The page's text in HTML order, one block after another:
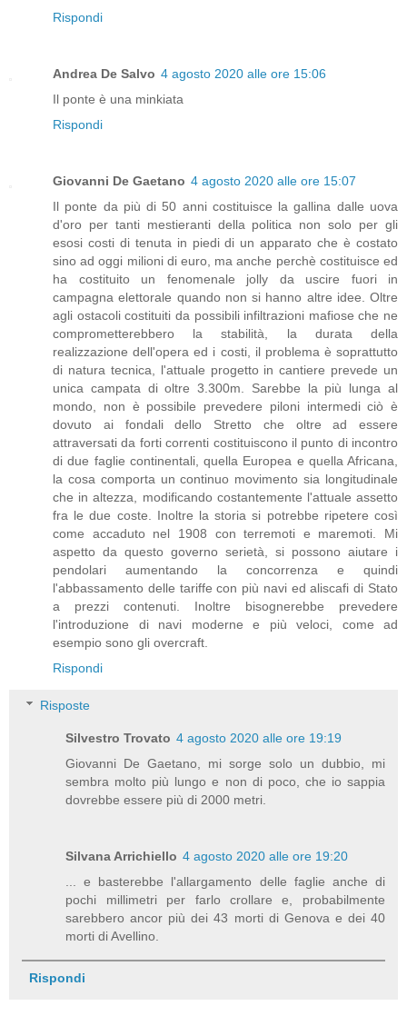
Rispondi
Andrea De Salvo 4 agosto 2020 alle ore 15:06
Il ponte è una minkiata
Rispondi
Giovanni De Gaetano 4 agosto 2020 alle ore 15:07
Il ponte da più di 50 anni costituisce la gallina dalle uova
d'oro per tanti mestieranti della politica non solo per gli
esosi costi di tenuta in piedi di un apparato che è costato
sino ad oggi milioni di euro, ma anche perchè costituisce ed
ha costituito un fenomenale jolly da uscire fuori in
campagna elettorale quando non si hanno altre idee. Oltre
agli ostacoli costituiti da possibili infiltrazioni mafiose che ne
comprometterebbero la stabilità, la durata della
realizzazione dell'opera ed i costi, il problema è soprattutto
di natura tecnica, l'attuale progetto in cantiere prevede un
unica campata di oltre 3.300m. Sarebbe la più lunga al
mondo, non è possibile prevedere piloni intermedi ciò è
dovuto ai fondali dello Stretto che oltre ad essere
attraversati da forti correnti costituiscono il punto di incontro
di due faglie continentali, quella Europea e quella Africana,
la cosa comporta un continuo movimento sia longitudinale
che in altezza, modificando costantemente l'attuale assetto
fra le due coste. Inoltre la storia si potrebbe ripetere così
come accaduto nel 1908 con terremoti e maremoti. Mi
aspetto da questo governo serietà, si possono aiutare i
pendolari aumentando la concorrenza e quindi
l'abbassamento delle tariffe con più navi ed aliscafi di Stato
a prezzi contenuti. Inoltre bisognerebbe prevedere
l'introduzione di navi moderne e più veloci, come ad
esempio sono gli overcraft.
Rispondi
Risposte
Silvestro Trovato 4 agosto 2020 alle ore 19:19
Giovanni De Gaetano, mi sorge solo un dubbio, mi
sembra molto più lungo e non di poco, che io sappia
dovrebbe essere più di 2000 metri.
Silvana Arrichiello 4 agosto 2020 alle ore 19:20
... e basterebbe l'allargamento delle faglie anche di
pochi millimetri per farlo crollare e, probabilmente
sarebbero ancor più dei 43 morti di Genova e dei 40
morti di Avellino.
Rispondi